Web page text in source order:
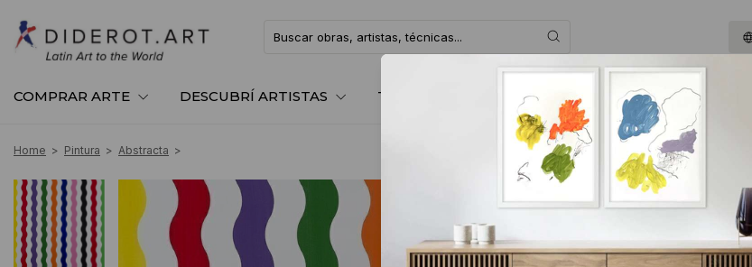
COMPRAR ARTE DESCUBRÍ ARTISTAS TE ASESORAMOS BLOG QUIENES SOMOS
Home > Pintura > Abstracta >